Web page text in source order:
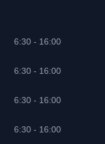
6:30 - 16:00
6:30 - 16:00
6:30 - 16:00
6:30 - 16:00